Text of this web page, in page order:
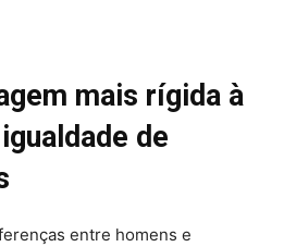
mais rígida à
de
entre homens e